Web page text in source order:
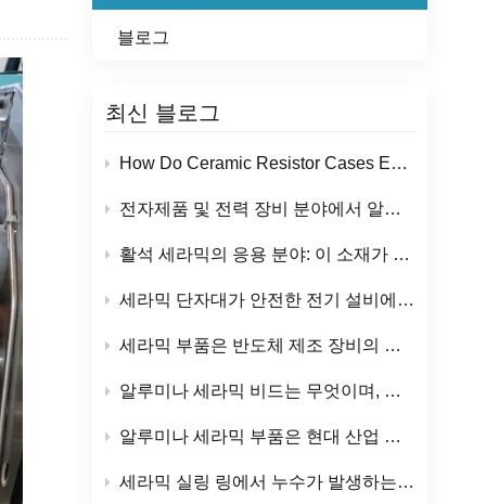
블로그
최신 블로그
How Do Ceramic Resistor Cases Ensure Reliable Performance in High-Temperature Applications?
전자제품 및 전력 장비 분야에서 알루미나 세라믹 절연체의 응용
활석 세라믹의 응용 분야: 이 소재가 전기 및 난방 부품에 널리 사용되는 이유는 무엇일까요?
세라믹 단자대가 안전한 전기 설비에 인기를 끄는 이유는 무엇일까요?
세라믹 부품은 반도체 제조 장비의 신뢰성을 어떻게 향상시키는가?
알루미나 세라믹 비드는 무엇이며, 주요 산업적 용도는 무엇입니까?
알루미나 세라믹 부품은 현대 산업 분야에 어떤 이점을 제공할까요?
세라믹 실링 링에서 누수가 발생하는 이유는 무엇일까요? (그리고 예방 방법은 무엇일까요?)